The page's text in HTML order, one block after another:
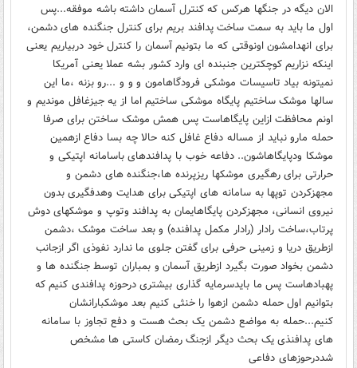
الان دیگه در جنگها هرکس که کنترل آسمان داشته باشه موفقه...پس
اول ما باید به سمت ساخت پدافند بریم برای کنترل جنگنده های دشمن،
برای انهدامشون اونوقتی که ما بتونیم آسمان را کنترل خود دربیاریم یعنی
اینکه نزاریم کوچکترین جنبنده ای وارد کشور بشه عملا یعنی آمریکا
نمیتونه بیاد تاسیسات موشکی فرودگاهامون و و و ...رو بزنه ،ما این
سالها موشک ساختیم پایگاه موشکی ساختیم اما از یه جیزغافل موندیم و
اونم محافظت ازاین پایگاهاست پس همش موشک ساختن برای صرفا
حمله مارو نباید از مساله دفاع غافل کنه حالا چه بسا دفاع ازهمین
موشکا ودپایگاهاشون.. دفاعه خوب با پدافندهای باسامانه اپتیکی و
حرارتی برای رهگیری موشکها ریزپرنده ها،جنگنده های دشمن و
مجهزکردن توپها به سامانه های اپتیکی برای هدایت وهدفگیری بدون
نیروی انسانی، مجهزکردن پایگاهایمان به پدافند وتوپ و موشکهای دوش
پرتاب،ساخت رادار (رادار مکمل پدافنده) و بعد ساخت موشک ،دشمن
ازطریق دریا و زمینی حرفی برای گفتن جلوی ما ندارد نفوذی اگر ازجانب
دشمن بخواد صورت بگیرد ازطریق آسمان و بمباران توسط جنگنده ها و
پهبادهاست پس ما بایدسرمایه گذاری بیشتری درحوزه پدافندی کنیم که
بتوانیم اول حمله دشمن ازهوا را خنثی کنیم بعد موشکبارانشان
کنیم...حمله به مواضع دشمن یک بحث هست و دفع تجاوز با سامانه
های پدافنذی یک بحث دیگر ازجنگ رمضان کاستی ها مشخص
شددرحوزهای دفاعی